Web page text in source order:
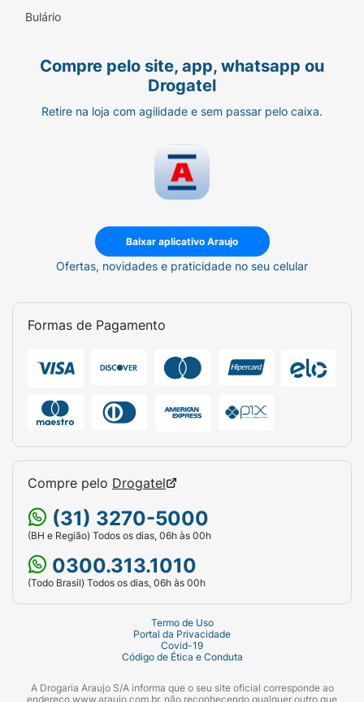
Bulário
Compre pelo site, app, whatsapp ou
Drogatel
Retire na loja com agilidade e sem passar pelo caixa.
Baixar aplicativo Araujo
Ofertas, novidades e praticidade no seu celular
Formas de Pagamento
Compre pelo Drogatel
(31) 3270-5000
(BH e Região) Todos os dias, 06h às 00h
0300.313.1010
(Todo Brasil) Todos os dias, 06h às 00h
Termo de Uso
Portal da Privacidade
Covid-19
Código de Ética e Conduta
A Drogaria Araujo S/A informa que o seu site oficial corresponde ao
endereço www.araujo.com.br, não reconhecendo qualquer outro que